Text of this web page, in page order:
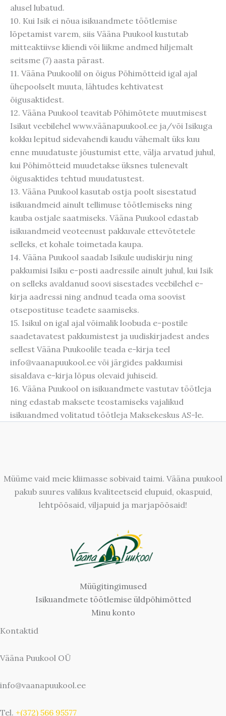
alusel lubatud.
10. Kui Isik ei nõua isikuandmete töötlemise
lõpetamist varem, siis Vääna Puukool kustutab
mitteaktiivse kliendi või liikme andmed hiljemalt
seitsme (7) aasta pärast.
11. Vääna Puukoolil on õigus Põhimõtteid igal ajal
ühepoolselt muuta, lähtudes kehtivatest
õigusaktidest.
12. Vääna Puukool teavitab Põhimõtete muutmisest
Isikut veebilehel www.väänapuukool.ee ja/või Isikuga
kokku lepitud sidevahendi kaudu vähemalt üks kuu
enne muudatuste jõustumist ette, välja arvatud juhul,
kui Põhimõtteid muudetakse üksnes tulenevalt
õigusaktides tehtud muudatustest.
13. Vääna Puukool kasutab ostja poolt sisestatud
isikuandmeid ainult tellimuse töötlemiseks ning
kauba ostjale saatmiseks. Vääna Puukool edastab
isikuandmeid veoteenust pakkuvale ettevõtetele
selleks, et kohale toimetada kaupa.
14. Vääna Puukool saadab Isikule uudiskirju ning
pakkumisi Isiku e-posti aadressile ainult juhul, kui Isik
on selleks avaldanud soovi sisestades veebilehel e-
kirja aadressi ning andnud teada oma soovist
otsepostituse teadete saamiseks.
15. Isikul on igal ajal võimalik loobuda e-postile
saadetavatest pakkumistest ja uudiskirjadest andes
sellest Vääna Puukoolile teada e-kirja teel
info@vaanapuukool.ee või järgides pakkumisi
sisaldava e-kirja lõpus olevaid juhiseid.
16. Vääna Puukool on isikuandmete vastutav töötleja
ning edastab maksete teostamiseks vajalikud
isikuandmed volitatud töötleja Maksekeskus AS-le.
Müüme vaid meie kliimasse sobivaid taimi. Vääna puukool
pakub suures valikus kvaliteetseid elupuid, okaspuid,
lehtpõõsaid, viljapuid ja marjapõõsaid!
Müügitingimused
Isikuandmete töötlemise üldpõhimõtted
Minu konto
Kontaktid
Vääna Puukool OÜ
info@vaanapuukool.ee
Tel. +(372) 566 95577